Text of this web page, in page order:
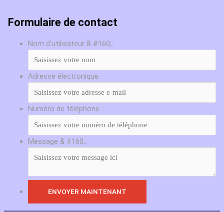
Formulaire de contact
Nom d'utilisateur & #160;:
Adresse électronique:
Numéro de téléphone :
Message & #160;: